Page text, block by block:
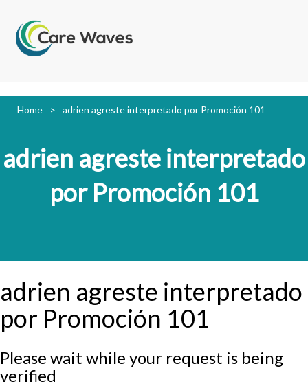
Home > adrien agreste interpretado por Promoción 101
adrien agreste interpretado
por Promoción 101
adrien agreste interpretado
por Promoción 101
Please wait while your request is being
verified